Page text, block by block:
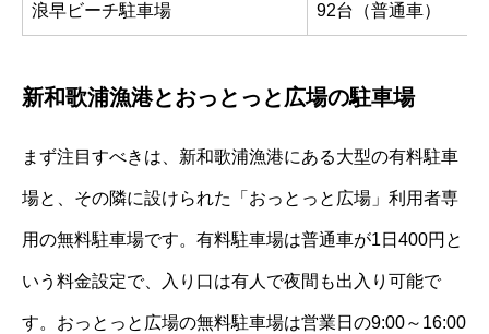
浪早ビーチ駐車場 92台（普通車）
新和歌浦漁港とおっとっと広場の駐車場
まず注目すべきは、新和歌浦漁港にある大型の有料駐車
場と、その隣に設けられた「おっとっと広場」利用者専
用の無料駐車場です。有料駐車場は普通車が1日400円と
いう料金設定で、入り口は有人で夜間も出入り可能で
す。おっとっと広場の無料駐車場は営業日の9:00～16:00